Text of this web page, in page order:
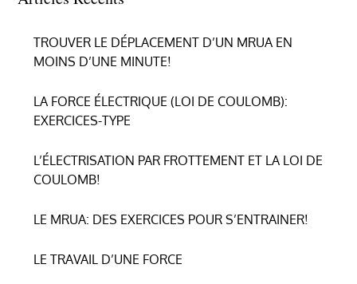
TROUVER LE DÉPLACEMENT D’UN MRUA EN
MOINS D’UNE MINUTE!
LA FORCE ÉLECTRIQUE (LOI DE COULOMB):
EXERCICES-TYPE
L’ÉLECTRISATION PAR FROTTEMENT ET LA LOI DE
COULOMB!
LE MRUA: DES EXERCICES POUR S’ENTRAINER!
LE TRAVAIL D’UNE FORCE